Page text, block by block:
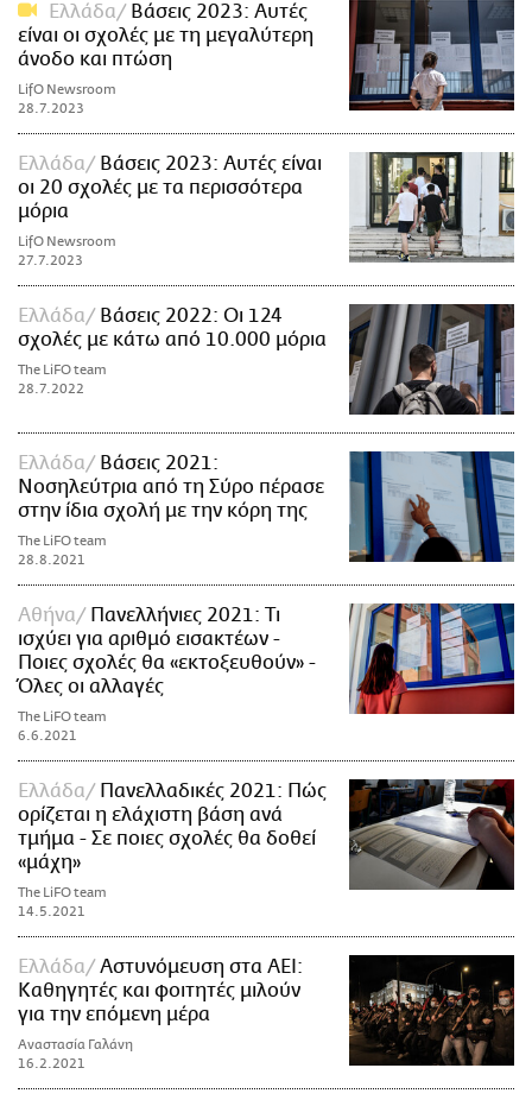
Ελλάδα
Βάσεις 2023: Αυτές
είναι οι σχολές με τη μεγαλύτερη
άνοδο και πτώση
LifO Newsroom
28.7.2023
Ελλάδα
Βάσεις 2023: Αυτές είναι
οι 20 σχολές με τα περισσότερα
μόρια
LifO Newsroom
27.7.2023
Ελλάδα
Βάσεις 2022: Οι 124
σχολές με κάτω από 10.000 μόρια
The LiFO team
28.7.2022
Ελλάδα
Βάσεις 2021:
Νοσηλεύτρια από τη Σύρο πέρασε
στην ίδια σχολή με την κόρη της
The LiFO team
28.8.2021
Αθήνα
Πανελλήνιες 2021: Τι
ισχύει για αριθμό εισακτέων -
Ποιες σχολές θα «εκτοξευθούν» -
Όλες οι αλλαγές
The LiFO team
6.6.2021
Ελλάδα
Πανελλαδικές 2021: Πώς
ορίζεται η ελάχιστη βάση ανά
τμήμα - Σε ποιες σχολές θα δοθεί
«μάχη»
The LiFO team
14.5.2021
Ελλάδα
Αστυνόμευση στα ΑΕΙ:
Καθηγητές και φοιτητές μιλούν
για την επόμενη μέρα
Αναστασία Γαλάνη
16.2.2021